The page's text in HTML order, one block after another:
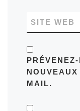
SITE WEB
MAIL.